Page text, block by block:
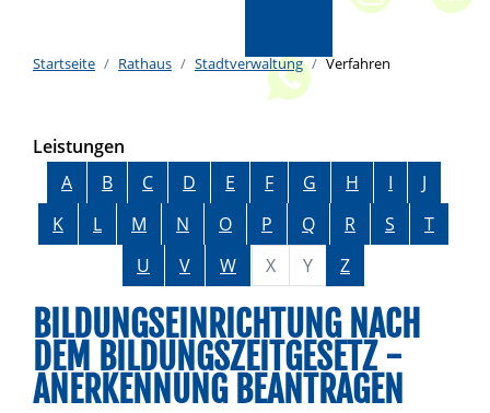
Startseite Rathaus Stadtverwaltung Verfahren
Leistungen
Alphabetisches Register überspringen
A B C D E F G H I
J
K
L M N O P Q R S
T
U
V W X Y Z
BILDUNGSEINRICHTUNG NACH
DEM BILDUNGSZEITGESETZ -
ANERKENNUNG BEANTRAGEN